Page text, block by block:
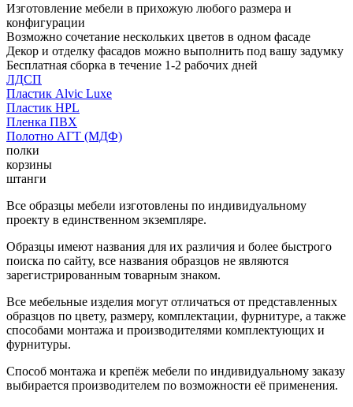
Изготовление мебели в прихожую любого размера и
конфигурации
Возможно сочетание нескольких цветов в одном фасаде
Декор и отделку фасадов можно выполнить под вашу задумку
Бесплатная сборка в течение 1-2 рабочих дней
ЛДСП
Пластик Alvic Luxe
Пластик HPL
Пленка ПВХ
Полотно АГТ (МДФ)
полки
корзины
штанги
Все образцы мебели изготовлены по индивидуальному
проекту в единственном экземпляре.
Образцы имеют названия для их различия и более быстрого
поиска по сайту, все названия образцов не являются
зарегистрированным товарным знаком.
Все мебельные изделия могут отличаться от представленных
образцов по цвету, размеру, комплектации, фурнитуре, а также
способами монтажа и производителями комплектующих и
фурнитуры.
Способ монтажа и крепёж мебели по индивидуальному заказу
выбирается производителем по возможности её применения.